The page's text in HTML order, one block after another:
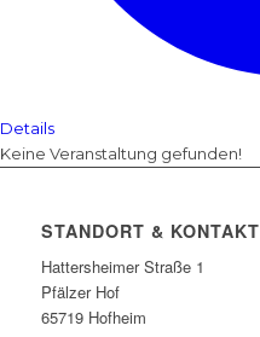
Details
Keine Veranstaltung gefunden!
STANDORT & KONTAKT
Hattersheimer Straße 1
Pfälzer Hof
65719 Hofheim